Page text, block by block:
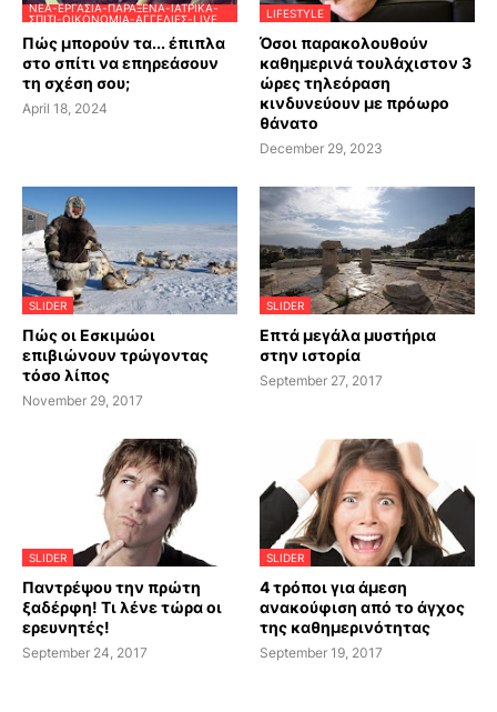
ΝΈΑ-ΕΡΓΑΣΊΑ-ΠΑΡΆΞΕΝΑ-ΙΑΤΡΙΚΆ-
ΣΠΊΤΙ-ΟΙΚΟΝΟΜΊΑ-ΑΓΓΕΛΊΕΣ-LIVE
Πώς μπορούν τα... έπιπλα
στο σπίτι να επηρεάσουν
τη σχέση σου;
April 18, 2024
LIFESTYLE
Όσοι παρακολουθούν
καθημερινά τουλάχιστον 3
ώρες τηλεόραση
κινδυνεύουν με πρόωρο
θάνατο
December 29, 2023
SLIDER
Πώς οι Εσκιμώοι
επιβιώνουν τρώγοντας
τόσο λίπος
November 29, 2017
SLIDER
Επτά μεγάλα μυστήρια
στην ιστορία
September 27, 2017
SLIDER
Παντρέψου την πρώτη
ξαδέρφη! Τι λένε τώρα οι
ερευνητές!
September 24, 2017
SLIDER
4 τρόποι για άμεση
ανακούφιση από το άγχος
της καθημερινότητας
September 19, 2017